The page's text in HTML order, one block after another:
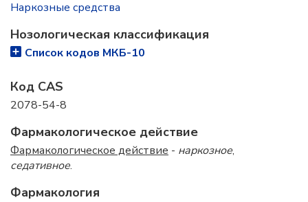
Наркозные средства
Нозологическая классификация
Список кодов МКБ-10
Код CAS
2078-54-8
Фармакологическое действие
Фармакологическое действие - наркозное,
седативное.
Фармакология